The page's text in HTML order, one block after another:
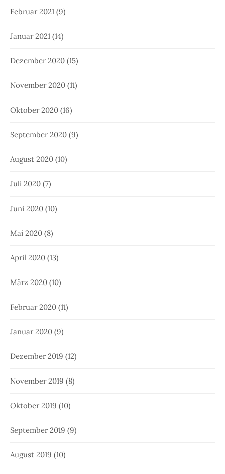
Februar 2021 (9)
Januar 2021 (14)
Dezember 2020 (15)
November 2020 (11)
Oktober 2020 (16)
September 2020 (9)
August 2020 (10)
Juli 2020 (7)
Juni 2020 (10)
Mai 2020 (8)
April 2020 (13)
März 2020 (10)
Februar 2020 (11)
Januar 2020 (9)
Dezember 2019 (12)
November 2019 (8)
Oktober 2019 (10)
September 2019 (9)
August 2019 (10)